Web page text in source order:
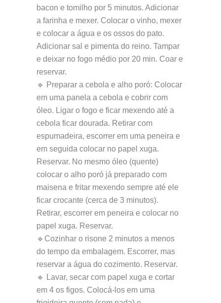
bacon e tomilho por 5 minutos. Adicionar
a farinha e mexer. Colocar o vinho, mexer
e colocar a água e os ossos do pato.
Adicionar sal e pimenta do reino. Tampar
e deixar no fogo médio por 20 min. Coar e
reservar.
🔹 Preparar a cebola e alho poró: Colocar
em uma panela a cebola e cobrir com
óleo. Ligar o fogo e ficar mexendo até a
cebola ficar dourada. Retirar com
espumadeira, escorrer em uma peneira e
em seguida colocar no papel xuga.
Reservar. No mesmo óleo (quente)
colocar o alho poró já preparado com
maisena e fritar mexendo sempre até ele
ficar crocante (cerca de 3 minutos).
Retirar, escorrer em peneira e colocar no
papel xuga. Reservar.
🔹Cozinhar o risone 2 minutos a menos
do tempo da embalagem. Escorrer, mas
reservar a água do cozimento. Reservar.
🔹 Lavar, secar com papel xuga e cortar
em 4 os figos. Colocá-los em uma